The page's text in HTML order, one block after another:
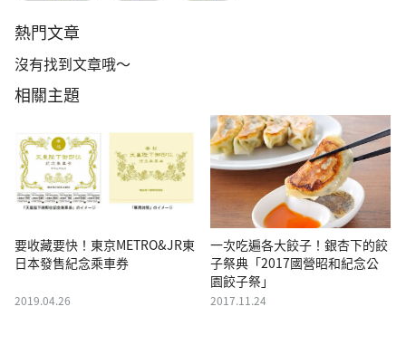
熱門文章
沒有找到文章哦～
相關主題
要收藏要快！東京METRO&JR東
日本發售紀念乘車券
2019.04.26
一次吃遍各大餃子！銀杏下的餃
子祭典「2017國營昭和紀念公
園餃子祭」
2017.11.24